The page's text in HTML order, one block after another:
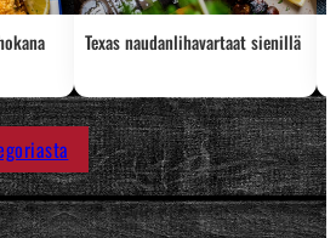
Texas naudanlihavartaat sienillä